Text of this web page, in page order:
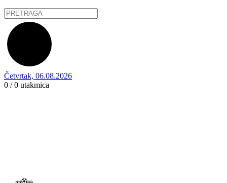
Četvrtak, 06.08.2026
0 / 0 utakmica